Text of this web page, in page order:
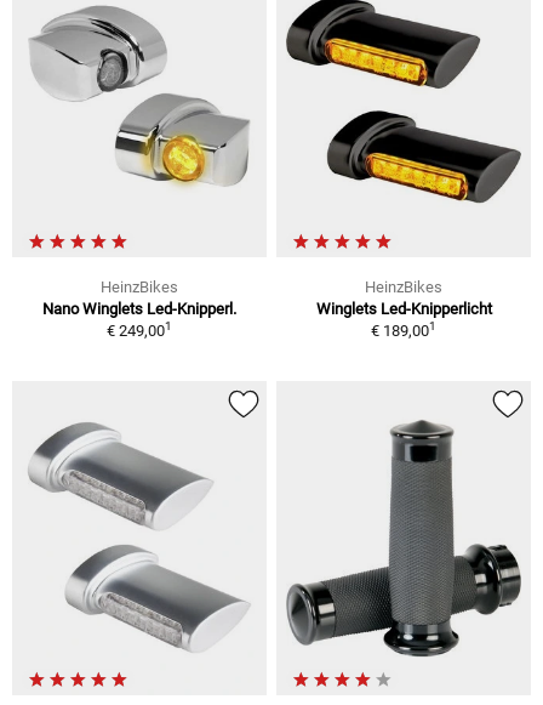
HeinzBikes
Nano Winglets Led-Knipperl.
€ 249,001
HeinzBikes
Winglets Led-Knipperlicht
€ 189,001